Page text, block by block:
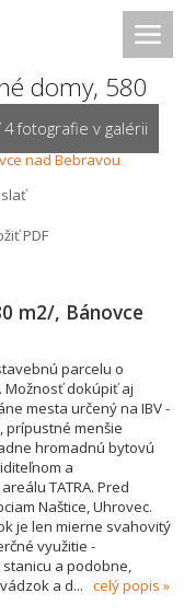
domy, 580
fotografie v galérii
PDF
m2/, Bánovce
parcelu o
Možnosť dokúpiť aj
mesta určený na IBV -
prípustné menšie
hromadnú bytovú
a
TATRA. Pred
Naštice, Uhrovec.
je len mierne svahovitý
využitie -
a podobne,
a d... celý popis